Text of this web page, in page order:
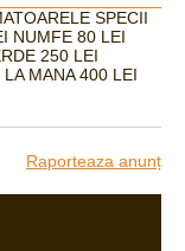
SPECII
NUMFE 80 LEI
250 LEI
MANA 400 LEI
Raporteaza anunț